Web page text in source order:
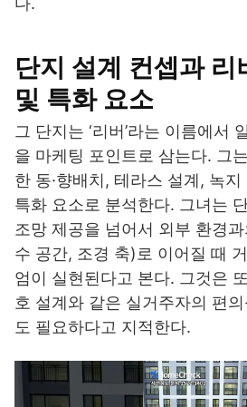
단지 설계 컨셉과
및 특화 요소
그 단지는 ‘리버’라는 이름에서
을 마케팅 포인트로 삼는다. 그
한 동·향배치, 테라스 설계, 녹
특화 요소로 분석한다. 그녀는
조망 제공을 넘어서 외부 환경
수 공간, 조경 축)로 이어질 때
엄이 실현된다고 본다. 그것은
호 설계와 같은 실거주자의 편
도 필요하다고 지적한다.